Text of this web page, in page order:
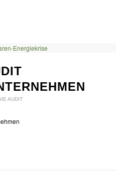
AUDIT